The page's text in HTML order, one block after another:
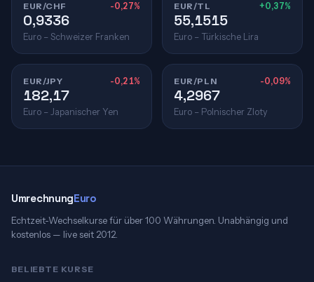
EUR/CHF -0,27%
0,9336
Euro – Schweizer Franken
EUR/TL +0,37%
55,1515
Euro – Türkische Lira
EUR/JPY -0,21%
182,17
Euro – Japanischer Yen
EUR/PLN -0,09%
4,2967
Euro – Polnischer Zloty
UmrechnungEuro
Echtzeit-Wechselkurse für über 100 Währungen. Unabhängig und
kostenlos — live seit 2012.
BELIEBTE KURSE